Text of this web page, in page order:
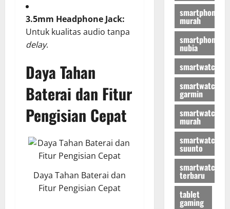
3.5mm Headphone Jack:
Untuk kualitas audio tanpa
delay.
Daya Tahan
Baterai dan Fitur
Pengisian Cepat
Daya Tahan Baterai dan
Fitur Pengisian Cepat
smartphone
murah
smartphone
nubia
smartwatch
smartwatch
garmin
smartwatch
murah
smartwatch
suunto
smartwatch
terbaru
tablet
gaming